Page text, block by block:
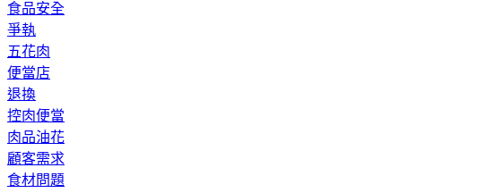
食品安全
爭執
五花肉
便當店
退換
控肉便當
肉品油花
顧客需求
食材問題